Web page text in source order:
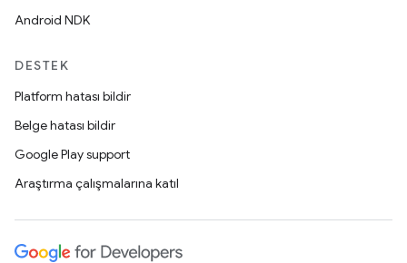
Android NDK
DESTEK
Platform hatası bildir
Belge hatası bildir
Google Play support
Araştırma çalışmalarına katıl